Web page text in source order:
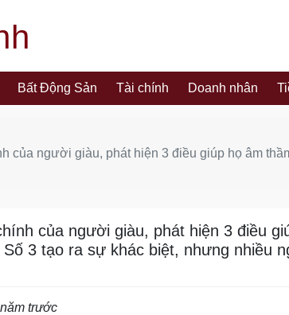
Bất Động Sản Tài chính Doanh nhân
của người giàu, phát hiện 3 điều giúp họ âm
của người giàu, phát hiện 3 điều
3 tạo ra sự khác biệt, nhưng nhiều
trước